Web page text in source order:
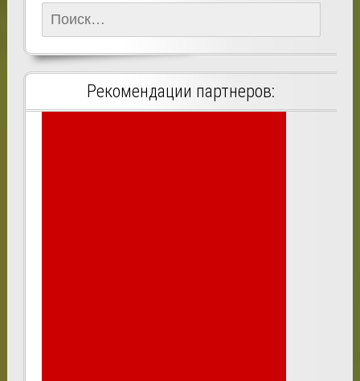
Найти:
Рекомендации партнеров: